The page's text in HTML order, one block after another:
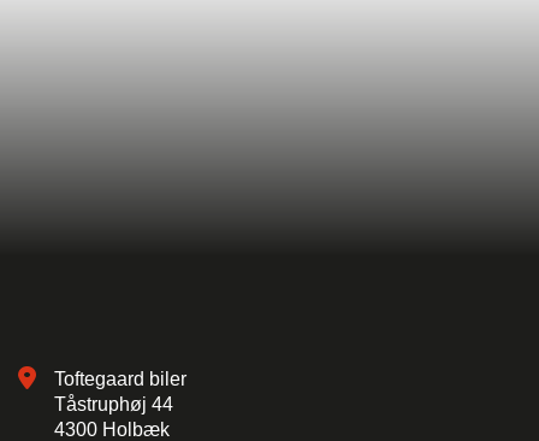
Toftegaard biler
Tåstruphøj 44
4300 Holbæk